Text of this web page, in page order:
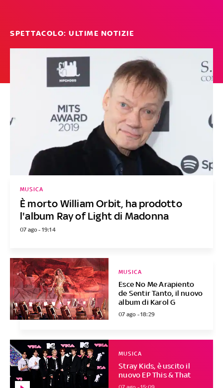
SPETTACOLO: ULTIME NOTIZIE
È morto William Orbit, ha prodotto
l'album Ray of Light di Madonna
MUSICA
07 ago - 19:14
Esce No Me Arapiento
de Sentir Tanto, il nuovo
album di Karol G
MUSICA
07 ago - 18:29
Stray Kids, è uscito il
nuovo EP This & That
MUSICA